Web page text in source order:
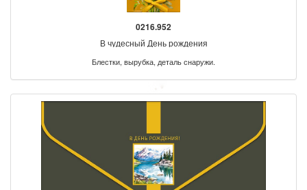
0216.952
В чудесный День рождения
Блестки, вырубка, деталь снаружи.